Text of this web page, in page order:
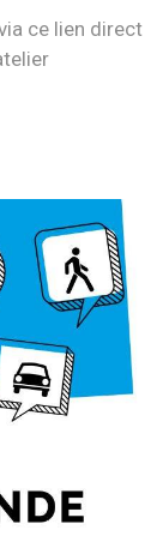
ce lien direct